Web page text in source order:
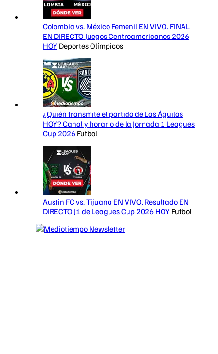
Colombia vs. México Femenil EN VIVO. FINAL
EN DIRECTO Juegos Centroamericanos 2026
HOY Deportes Olímpicos
¿Quién transmite el partido de Las Águilas
HOY? Canal y horario de la Jornada 1 Leagues
Cup 2026 Futbol
Austin FC vs. Tijuana EN VIVO. Resultado EN
DIRECTO J1 de Leagues Cup 2026 HOY Futbol